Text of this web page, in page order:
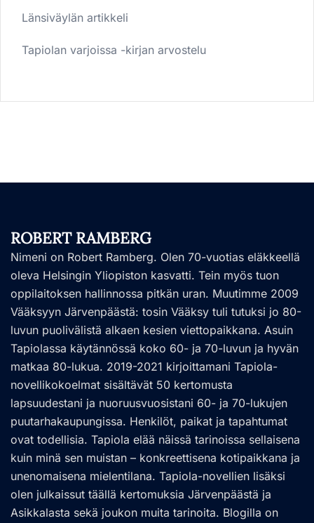
Länsiväylän artikkeli
Tapiolan varjoissa -kirjan arvostelu
ROBERT RAMBERG
Nimeni on Robert Ramberg. Olen 70-vuotias eläkkeellä
oleva Helsingin Yliopiston kasvatti. Tein myös tuon
oppilaitoksen hallinnossa pitkän uran. Muutimme 2009
Vääksyyn Järvenpäästä: tosin Vääksy tuli tutuksi jo 80-
luvun puolivälistä alkaen kesien viettopaikkana. Asuin
Tapiolassa käytännössä koko 60- ja 70-luvun ja hyvän
matkaa 80-lukua. 2019-2021 kirjoittamani Tapiola-
novellikokoelmat sisältävät 50 kertomusta
lapsuudestani ja nuoruusvuosistani 60- ja 70-lukujen
puutarhakaupungissa. Henkilöt, paikat ja tapahtumat
ovat todellisia. Tapiola elää näissä tarinoissa sellaisena
kuin minä sen muistan – konkreettisena kotipaikkana ja
unenomaisena mielentilana. Tapiola-novellien lisäksi
olen julkaissut täällä kertomuksia Järvenpäästä ja
Asikkalasta sekä joukon muita tarinoita. Blogilla on